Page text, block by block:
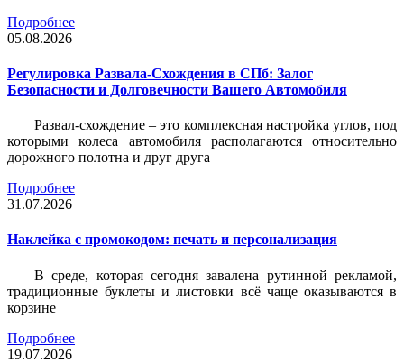
Подробнее
05.08.2026
Регулировка Развала-Схождения в СПб: Залог
Безопасности и Долговечности Вашего Автомобиля
Развал-схождение – это комплексная настройка углов, под
которыми колеса автомобиля располагаются относительно
дорожного полотна и друг друга
Подробнее
31.07.2026
Наклейка c промокодом: печать и персонализация
В среде, которая сегодня завалена рутинной рекламой,
традиционные буклеты и листовки всё чаще оказываются в
корзине
Подробнее
19.07.2026